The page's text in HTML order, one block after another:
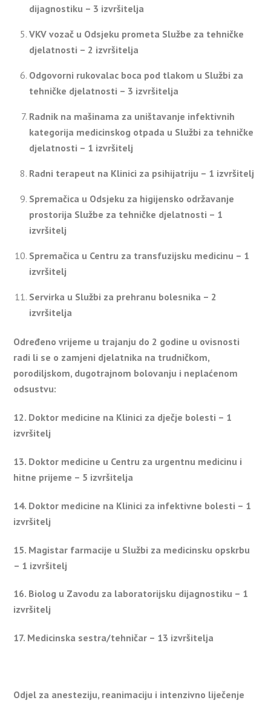
dijagnostiku – 3 izvršitelja
VKV vozač u Odsjeku prometa Službe za tehničke
djelatnosti – 2 izvršitelja
Odgovorni rukovalac boca pod tlakom u Službi za
tehničke djelatnosti – 3 izvršitelja
Radnik na mašinama za uništavanje infektivnih
kategorija medicinskog otpada u Službi za tehničke
djelatnosti – 1 izvršitelj
Radni terapeut na Klinici za psihijatriju – 1 izvršitelj
Spremačica u Odsjeku za higijensko održavanje
prostorija Službe za tehničke djelatnosti – 1
izvršitelj
Spremačica u Centru za transfuzijsku medicinu – 1
izvršitelj
Servirka u Službi za prehranu bolesnika – 2
izvršitelja
Određeno vrijeme u trajanju do 2 godine u ovisnosti
radi li se o zamjeni djelatnika na trudničkom,
porodiljskom, dugotrajnom bolovanju i neplaćenom
odsustvu:
12. Doktor medicine na Klinici za dječje bolesti – 1
izvršitelj
13. Doktor medicine u Centru za urgentnu medicinu i
hitne prijeme – 5 izvršitelja
14. Doktor medicine na Klinici za infektivne bolesti – 1
izvršitelj
15. Magistar farmacije u Službi za medicinsku opskrbu
– 1 izvršitelj
16. Biolog u Zavodu za laboratorijsku dijagnostiku – 1
izvršitelj
17. Medicinska sestra/tehničar – 13 izvršitelja
Odjel za anesteziju, reanimaciju i intenzivno liječenje